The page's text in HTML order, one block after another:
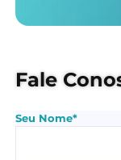
Fale
Seu Nome*